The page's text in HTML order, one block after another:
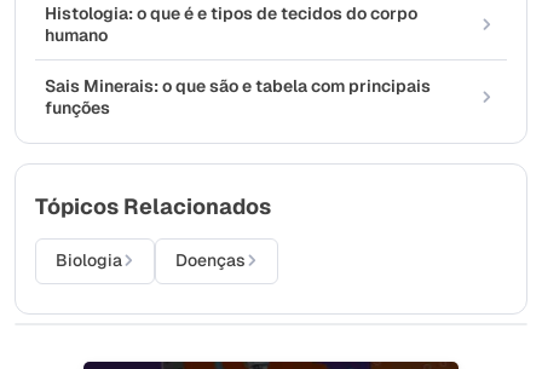
Histologia: o que é e tipos de tecidos do corpo
humano
Sais Minerais: o que são e tabela com principais
funções
Tópicos Relacionados
Biologia Doenças